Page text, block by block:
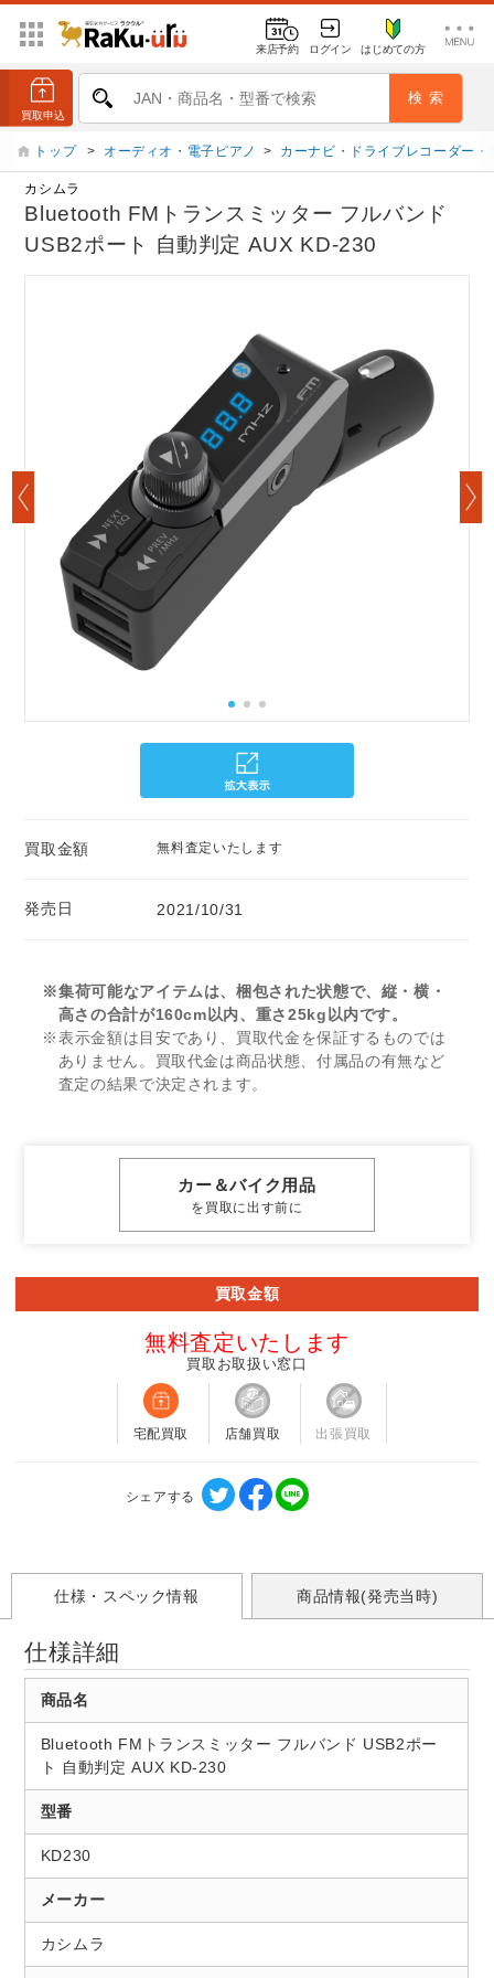
来店予約 ログイン はじめての方
トップ > オーディオ・電子ピアノ > カーナビ・ドライブレコーダー・
カシムラ
Bluetooth FMトランスミッター フルバンド
USB2ポート 自動判定 AUX KD-230
買取金額 無料査定いたします
発売日 2021/10/31
※集荷可能なアイテムは、梱包された状態で、縦・横・
高さの合計が160cm以内、重さ25kg以内です。
※表示金額は目安であり、買取代金を保証するものでは
ありません。買取代金は商品状態、付属品の有無など
査定の結果で決定されます。
カー＆バイク用品
を買取に出す前に
買取金額
無料査定いたします
買取お取扱い窓口
宅配買取 店舗買取 出張買取
シェアする
仕様・スペック情報 商品情報(発売当時)
仕様詳細
商品名
Bluetooth FMトランスミッター フルバンド USB2ポー
ト 自動判定 AUX KD-230
型番
KD230
メーカー
カシムラ